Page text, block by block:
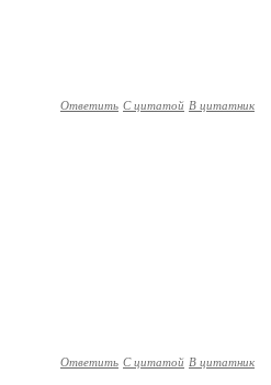
Ответить С цитатой В цитатник
Ответить С цитатой В цитатник